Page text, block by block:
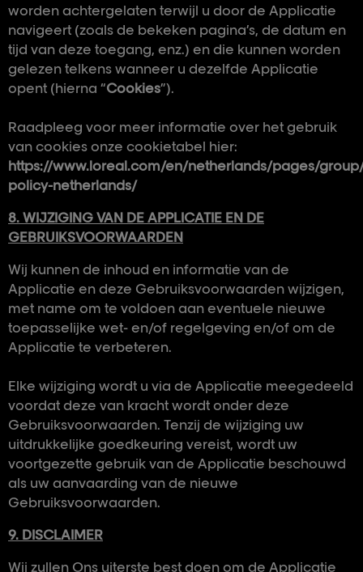
worden achtergelaten terwijl u door de Applicatie
navigeert (zoals de bekeken pagina’s, de datum en
tijd van deze toegang, enz.) en die kunnen worden
gelezen telkens wanneer u dezelfde Applicatie
opent (hierna “Cookies”).
Raadpleeg voor meer informatie over het gebruik
van cookies onze cookietabel hier:
https://www.loreal.com/en/netherlands/pages/
policy-netherlands/
8. WIJZIGING VAN DE APPLICATIE EN DE
GEBRUIKSVOORWAARDEN
Wij kunnen de inhoud en informatie van de
Applicatie en deze Gebruiksvoorwaarden wijzigen,
met name om te voldoen aan eventuele nieuwe
toepasselijke wet- en/of regelgeving en/of om de
Applicatie te verbeteren.
Elke wijziging wordt u via de Applicatie meegedeeld
voordat deze van kracht wordt onder deze
Gebruiksvoorwaarden. Tenzij de wijziging uw
uitdrukkelijke goedkeuring vereist, wordt uw
voortgezette gebruik van de Applicatie beschouwd
als uw aanvaarding van de nieuwe
Gebruiksvoorwaarden.
9. DISCLAIMER
Wij zullen Ons uiterste best doen om de Applicatie